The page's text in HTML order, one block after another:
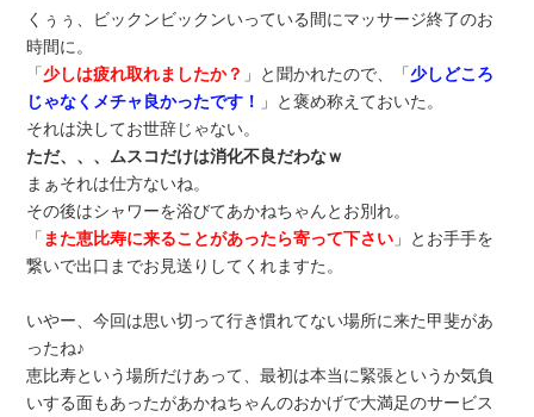
くぅぅ、ビックンビックンいっている間にマッサージ終了のお
時間に。
「少しは疲れ取れましたか？ 」と聞かれたので、「少しどころ
じゃなくメチャ良かったです！
」と褒め称えておいた。
それは決してお世辞じゃない。
ただ、、、ムスコだけは消化不良だわなｗ
まぁそれは仕方ないね。
その後はシャワーを浴びてあかねちゃんとお別れ。
「 また恵比寿に来ることがあったら寄って下さい 」とお手手を
繋いで出口までお見送りしてくれますた。
いやー、今回は思い切って行き慣れてない場所に来た甲斐があ
ったね♪
恵比寿という場所だけあって、最初は本当に緊張というか気負
いする面もあったがあかねちゃんのおかげで大満足のサービス